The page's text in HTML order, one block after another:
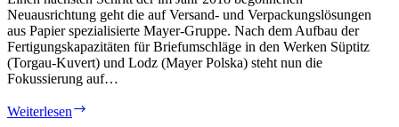
Neuausrichtung geht die auf Versand- und Verpackungslösungen
aus Papier spezialisierte Mayer-Gruppe. Nach dem Aufbau der
Fertigungskapazitäten für Briefumschläge in den Werken Süptitz
(Torgau-Kuvert) und Lodz (Mayer Polska) steht nun die
Fokussierung auf…
Weiterlesen